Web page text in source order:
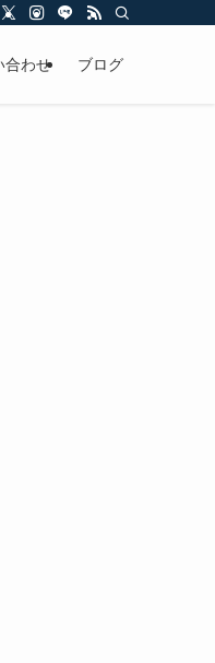
合わせ ブログ